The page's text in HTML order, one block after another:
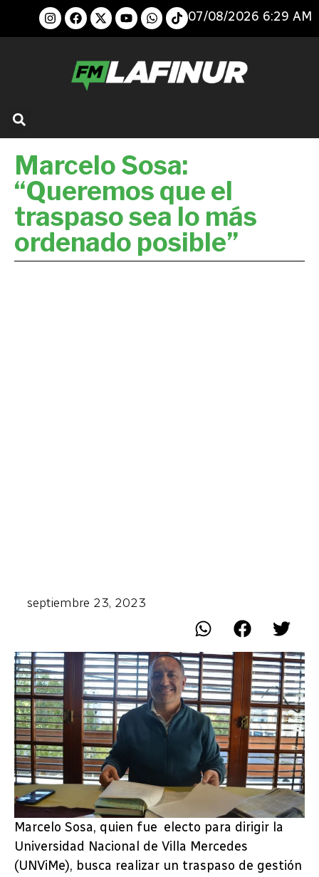
07/08/2026 6:29 AM
Marcelo Sosa:
“Queremos que el
traspaso sea lo más
ordenado posible”
septiembre 23, 2023
Marcelo Sosa, quien fue electo para dirigir la
Universidad Nacional de Villa Mercedes
(UNViMe), busca realizar un traspaso de gestión